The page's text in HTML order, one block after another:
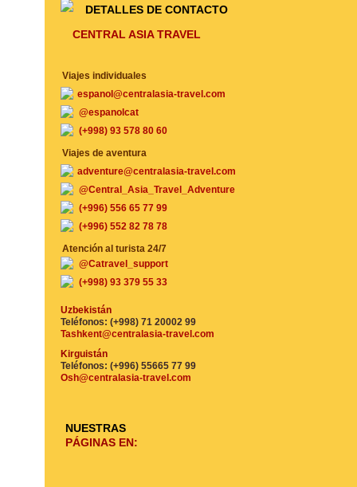
DETALLES DE CONTACTO
CENTRAL ASIA TRAVEL
Viajes individuales
espanol@centralasia-travel.com
@espanolcat
(+998) 93 578 80 60
Viajes de aventura
adventure@centralasia-travel.com
@Central_Asia_Travel_Adventure
(+996) 556 65 77 99
(+996) 552 82 78 78
Atención al turista 24/7
@Catravel_support
(+998) 93 379 55 33
Uzbekistán
Teléfonos: (+998) 71 20002 99
Tashkent@centralasia-travel.com
Kirguistán
Teléfonos: (+996) 55665 77 99
Osh@centralasia-travel.com
NUESTRAS
PÁGINAS EN: